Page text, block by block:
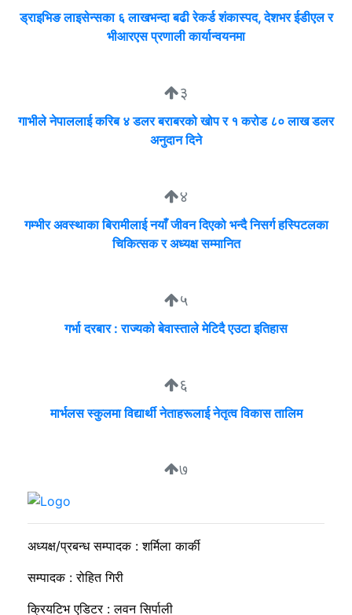
ड्राइभिङ लाइसेन्सका ६ लाखभन्दा बढी रेकर्ड शंकास्पद, देशभर ईडीएल र
भीआरएस प्रणाली कार्यान्वयनमा
३
गाभीले नेपाललाई करिब ४ डलर बराबरको खोप र १ करोड ८० लाख डलर
अनुदान दिने
४
गम्भीर अवस्थाका बिरामीलाई नयाँ जीवन दिएको भन्दै निसर्ग हस्पिटलका
चिकित्सक र अध्यक्ष सम्मानित
५
गर्भा दरबार : राज्यको बेवास्ताले मेटिदै एउटा इतिहास
६
मार्भलस स्कुलमा विद्यार्थी नेताहरूलाई नेतृत्व विकास तालिम
७
सुदीप्ता क्यान्सर सर्भाइभर र्याम्प शो : जीवनले मृत्युलाई जितेको उत्सव
अध्यक्ष/प्रबन्ध सम्पादक : शर्मिला कार्की
सम्पादक : रोहित गिरी
क्रियटिभ एडिटर : लवन सिर्पाली